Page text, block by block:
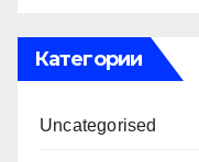
Категории
Uncategorised